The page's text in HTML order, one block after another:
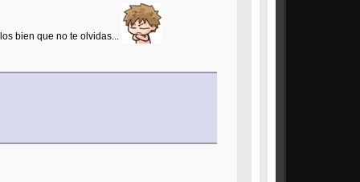
bien que no te olvidas...